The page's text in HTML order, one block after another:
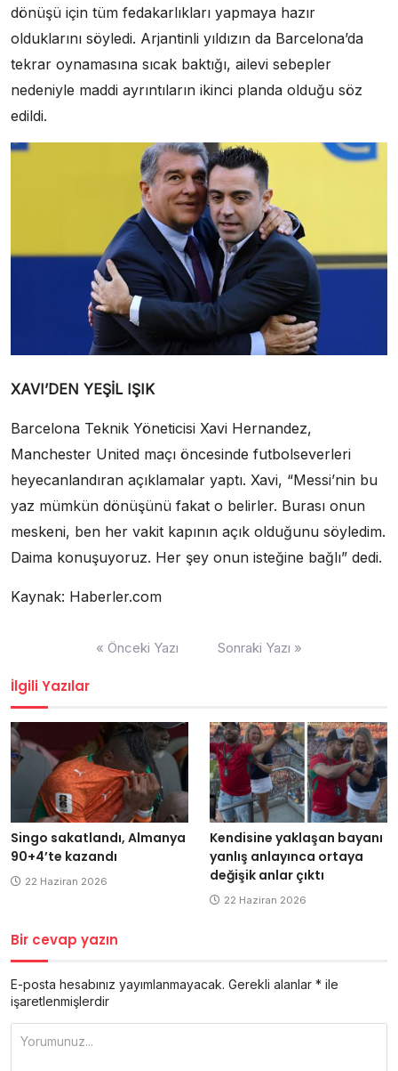
dönüşü için tüm fedakarlıkları yapmaya hazır
olduklarını söyledi. Arjantinli yıldızın da Barcelona’da
tekrar oynamasına sıcak baktığı, ailevi sebepler
nedeniyle maddi ayrıntıların ikinci planda olduğu söz
edildi.
XAVI’DEN YEŞİL IŞIK
Barcelona Teknik Yöneticisi Xavi Hernandez,
Manchester United maçı öncesinde futbolseverleri
heyecanlandıran açıklamalar yaptı. Xavi, “Messi’nin bu
yaz mümkün dönüşünü fakat o belirler. Burası onun
meskeni, ben her vakit kapının açık olduğunu söyledim.
Daima konuşuyoruz. Her şey onun isteğine bağlı” dedi.
Kaynak: Haberler.com
« Önceki Yazı Sonraki Yazı »
İlgili Yazılar
Singo sakatlandı, Almanya
90+4’te kazandı
22 Haziran 2026
Kendisine yaklaşan bayanı
yanlış anlayınca ortaya
değişik anlar çıktı
22 Haziran 2026
Bir cevap yazın
E-posta hesabınız yayımlanmayacak. Gerekli alanlar * ile
işaretlenmişlerdir